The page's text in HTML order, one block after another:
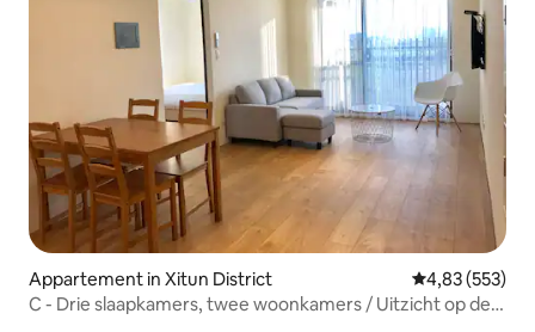
Appartement in Xitun District Gemiddelde
4,83 (553)
C - Drie slaapkamers, twee woonkamers / Uitzicht op de